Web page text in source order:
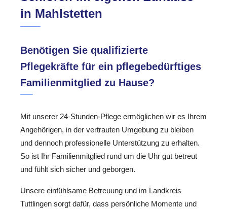
in Mahlstetten
Benötigen Sie qualifizierte
Pflegekräfte für ein pflegebedürftiges
Familienmitglied zu Hause?
Mit unserer 24-Stunden-Pflege ermöglichen wir es Ihrem
Angehörigen, in der vertrauten Umgebung zu bleiben
und dennoch professionelle Unterstützung zu erhalten.
So ist Ihr Familienmitglied rund um die Uhr gut betreut
und fühlt sich sicher und geborgen.
Unsere einfühlsame Betreuung und im Landkreis
Tuttlingen sorgt dafür, dass persönliche Momente und